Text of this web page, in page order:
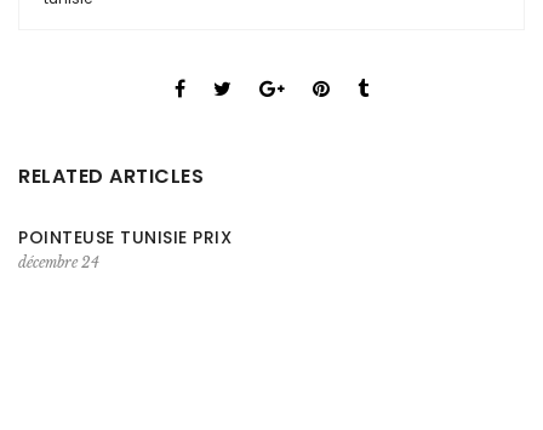
RELATED ARTICLES
POINTEUSE TUNISIE PRIX
décembre 24